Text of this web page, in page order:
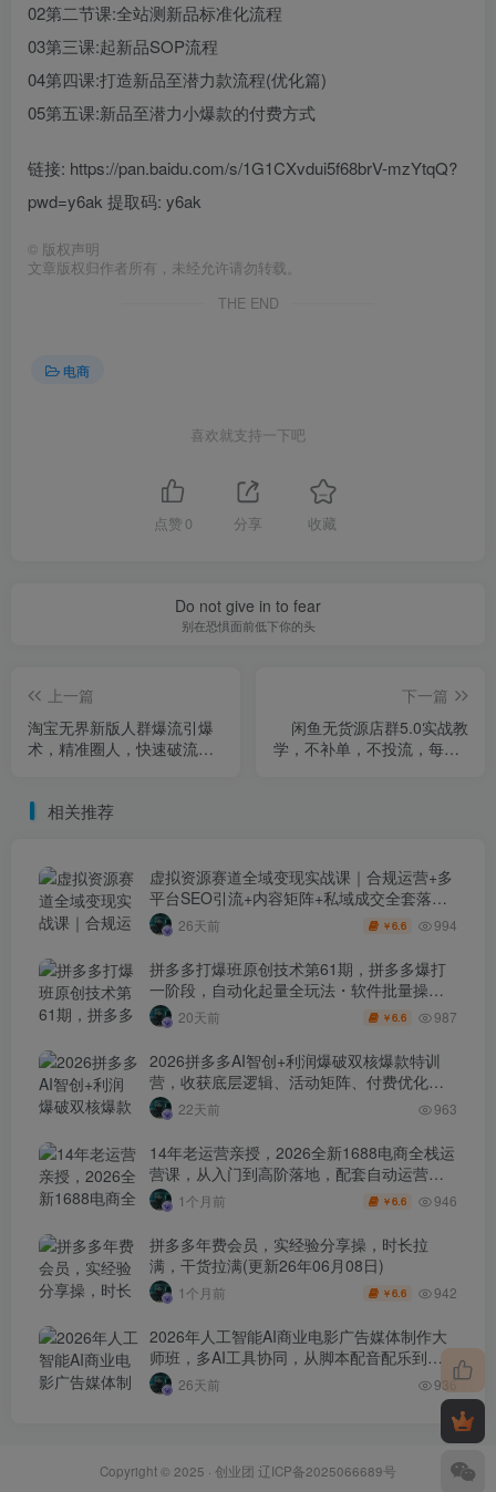
02第二节课:全站测新品标准化流程
03第三课:起新品SOP流程
04第四课:打造新品至潜力款流程(优化篇)
05第五课:新品至潜力小爆款的付费方式
链接: https://pan.baidu.com/s/1G1CXvdui5f68brV-mzYtqQ?
pwd=y6ak 提取码: y6ak
© 版权声明
文章版权归作者所有，未经允许请勿转载。
THE END
电商
喜欢就支持一下吧
点赞 0 分享 收藏
Do not give in to fear
别在恐惧面前低下你的头
上一篇
淘宝无界新版人群爆流引爆
术，精准圈人，快速破流引
下一篇
闲鱼无货源店群5.0实战教
学，不补单，不投流，每天5
相关推荐
虚拟资源赛道全域变现实战课｜合规运营+多
平台SEO引流+内容矩阵+私域成交全套落地
玩法26天前 ￥6.6 994
拼多多打爆班原创技术第61期，拼多多爆打
一阶段，自动化起量全玩法・软件批量操
作・投产优化・大促矩阵实战课
20天前 ￥6.6 987
2026拼多多AI智创+利润爆破双核爆款特训
营，收获底层逻辑、活动矩阵、付费优化、
0-1打爆SOP
22天前 963
14年老运营亲授，2026全新1688电商全栈运
营课，从入门到高阶落地，配套自动运营表
+工具包+直播诊断等
1个月前 ￥6.6 946
拼多多年费会员，实经验分享操，时长拉
满，干货拉满(更新26年06月08日)
1个月前 ￥6.6 942
2026年人工智能AI商业电影广告媒体制作大
师班，多AI工具协同，从脚本配音配乐到电
影级短片、品牌广告全流程实战（中英字
幕）
26天前 936
Copyright © 2025 · 创业团 辽ICP备2025066689号